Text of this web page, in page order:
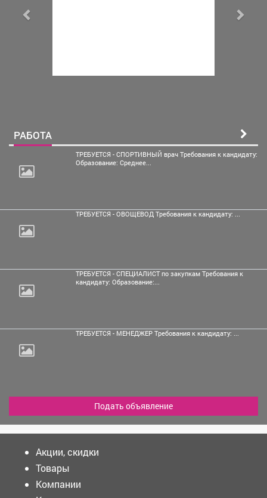
РАБОТА
ТРЕБУЕТСЯ - СПОРТИВНЫЙ врач Требования к кандидату:
Образование: Среднее...
ТРЕБУЕТСЯ - ОВОЩЕВОД Требования к кандидату: ...
ТРЕБУЕТСЯ - СПЕЦИАЛИСТ по закупкам Требования к
кандидату: Образование:...
ТРЕБУЕТСЯ - МЕНЕДЖЕР Требования к кандидату: ...
Подать объявление
Акции, скидки
Товары
Компании